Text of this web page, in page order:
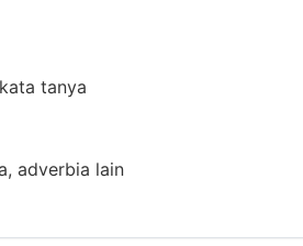
tanya
adverbia lain